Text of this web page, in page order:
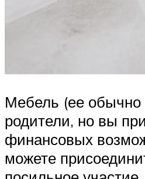
Мебель (ее обычно
родители, но вы
финансовых
можете